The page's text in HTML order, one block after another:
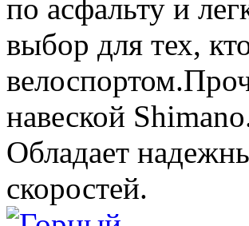
по асфальту и
выбор для тех,
навеской
Обладает
скоростей.